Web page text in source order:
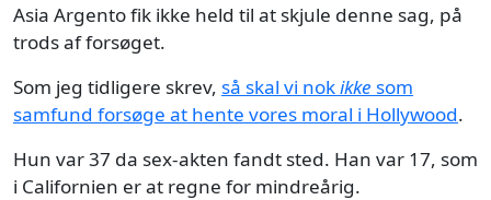
Asia Argento fik ikke held til at skjule denne sag, på
trods af forsøget.
Som jeg tidligere skrev, så skal vi nokikke som
samfund forsøge at hente vores moral i Hollywood.
Hun var 37 da sex-akten fandt sted. Han var 17, som
i Californien er at regne for mindreårig.